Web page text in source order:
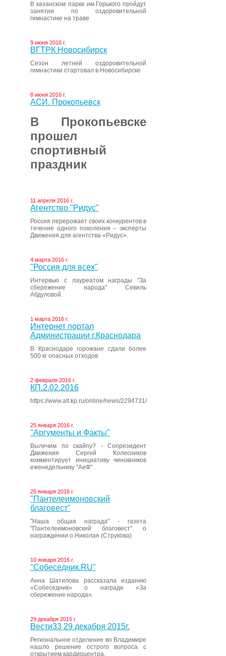
В казанском парке им.Горького пройдут
занятия по оздоровительной
гимнастике на траве
9 июня 2016 г.
ВГТРК Новосибирск
Сезон летней оздоровительной
гимнастики стартовал в Новосибирске
8 июня 2016 г.
АСИ. Прокопьевск
В Прокопьевске
прошел
спортивный
праздник
11 апреля 2016 г.
Агентство "Ридус"
Россия перерожает своих конкурентов в
течение одного поколения – эксперты
Движения для агентства «Ридус».
4 марта 2016 г.
"Россия для всех"
Интервью с лауреатом награды "За
сбережение народа" Севиль
Абдуловой.
1 марта 2016 г.
Интернет портал
Администрации г.Краснодара
В Краснодаре горожане сдали более
500 кг опасных отходов
2 февраля 2016 г.
КП.2.02.2016
https://www.alt.kp.ru/online/news/2294731/
25 января 2016 г.
"Аргументы и Факты"
Вылечим по скайпу? - Сопрезидент
Движения Сергей Колесников
комментирует инициативу чиновников
еженедельнику "АиФ"
25 января 2016 г.
"Пантелеимоновский
благовест"
"Наша общая награда" - газета
"Пантелеимоновский благовест" о
награждении о.Николая (Струкова)
10 января 2016 г.
"Собеседник.RU"
Анна Шатилова рассказала изданию
«Собеседник» о награде «За
сбережение народа».
29 декабря 2015 г.
Вести33 29 декабря 2015г.
Региональное отделение во Владимире
нашло решение острого вопроса с
открытием кардиоцентра.